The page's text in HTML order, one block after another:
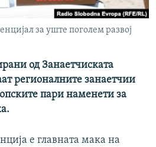
за уште поголем развој
од Занаетчиската
регионалните занаетчии
пари наменети за
е главната мака на